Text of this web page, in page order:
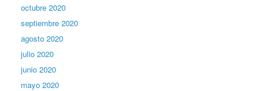
octubre 2020
septiembre 2020
agosto 2020
julio 2020
junio 2020
mayo 2020